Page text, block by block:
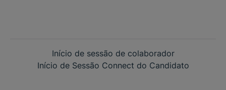
Início de sessão de colaborador
Início de Sessão Connect do Candidato